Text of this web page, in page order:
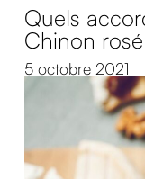
Quels
Chinon
5 octobre 2021